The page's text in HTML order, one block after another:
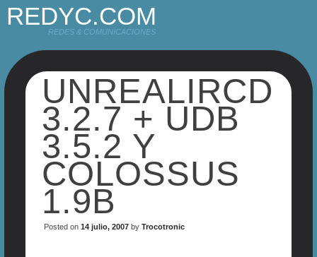
REDYC.COM
REDES & COMUNICACIONES
UNREALIRCD
3.2.7 + UDB
3.5.2 Y
COLOSSUS
1.9B
Posted on 14 julio, 2007by Trocotronic